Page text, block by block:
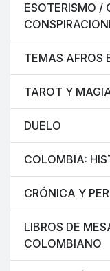
ESOTERISMO /
TEMAS AFROS
TAROT Y
DUELO
COLOMBIA:
CRÓNICA Y
LIBROS DE
COLOMBIANO